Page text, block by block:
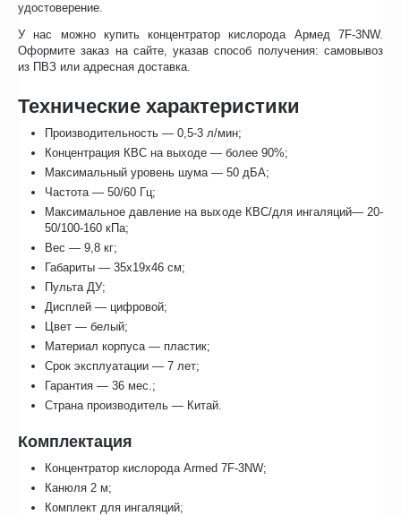
удостоверение.
У нас можно купить концентратор кислорода Армед 7F-3NW.
Оформите заказ на сайте, указав способ получения: самовывоз
из ПВЗ или адресная доставка.
Технические характеристики
Производительность — 0,5-3 л/мин;
Концентрация КВС на выходе — более 90%;
Максимальный уровень шума — 50 дБА;
Частота — 50/60 Гц;
Максимальное давление на выходе КВС/для ингаляций— 20-
50/100-160 кПа;
Вес — 9,8 кг;
Габариты — 35х19х46 см;
Пульта ДУ;
Дисплей — цифровой;
Цвет — белый;
Материал корпуса — пластик;
Срок эксплуатации — 7 лет;
Гарантия — 36 мес.;
Страна производитель — Китай.
Комплектация
Концентратор кислорода Armed 7F-3NW;
Канюля 2 м;
Комплект для ингаляций;